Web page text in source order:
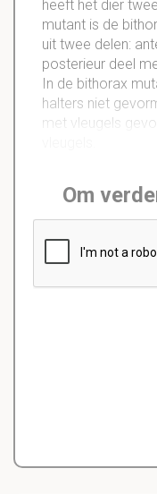
heeft het dier
mutant is de
uit twee delen:
posterieur deel
In de bithorax
halters niet
met vleugels
Om